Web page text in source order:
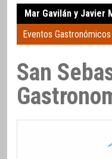
Mar Gavilán y Javier
Eventos Gastronómicos
San